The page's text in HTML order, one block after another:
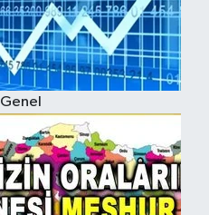
Genel
YAŞAM